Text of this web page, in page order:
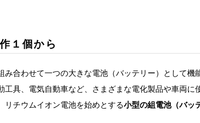
１個から
合わせて一つの大きな電池（バッテリー）として
工具、電気自動車など、さまざまな電化製品や車両
リチウムイオン電池を始めとする小型の組電池（バッ